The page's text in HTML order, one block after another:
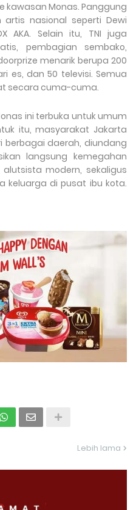
Monas. Panggung
nasional seperti Dewi
AKA. Selain itu, TNI juga
pembagian sembako,
menarik berupa 200
es, dan 50 televisi. Semua
secara cuma-cuma.
ini terbuka untuk umum
itu, masyarakat Jakarta
berbagai daerah, diundang
langsung kemegahan
modern, sekaligus
keluarga di pusat ibu kota.
Lebih lama